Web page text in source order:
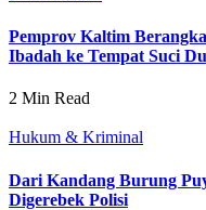
Pemprov Kaltim
Ibadah ke Tempat Suci
2 Min Read
Hukum & Kriminal
Dari Kandang Burung
Digerebek Polisi